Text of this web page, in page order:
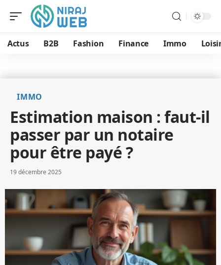
Actus B2B Fashion Finance Immo
IMMO
Estimation maison : faut-il
passer par un notaire
pour être payé ?
19 décembre 2025